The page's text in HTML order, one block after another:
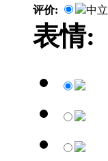
评价: 中立
表情: